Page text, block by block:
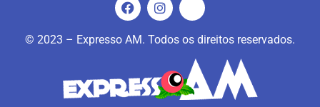
© 2023 – Expresso AM. Todos os direitos reservados.